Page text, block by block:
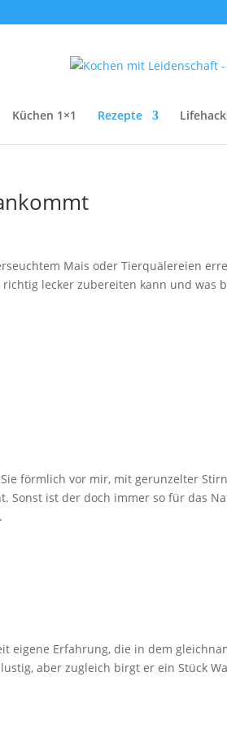
Küchen 1×1 Rezepte
Mais oder Tierquälereien
lecker zubereiten kann und was
förmlich vor mir, mit gerunzelter
Sonst ist der doch immer so für das
eigene Erfahrung, die in dem
aber zugleich birgt er ein Stück